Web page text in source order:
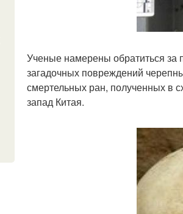
Ученые намерены обратиться за
загадочных повреждений
смертельных ран, полученных в
запад Китая.